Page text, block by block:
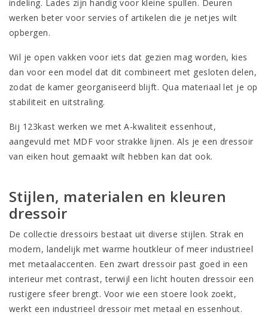
indeling. Lades zijn handig voor kleine spullen. Deuren
werken beter voor servies of artikelen die je netjes wilt
opbergen.
Wil je open vakken voor iets dat gezien mag worden, kies
dan voor een model dat dit combineert met gesloten delen,
zodat de kamer georganiseerd blijft. Qua materiaal let je op
stabiliteit en uitstraling.
Bij 123kast werken we met A-kwaliteit essenhout,
aangevuld met MDF voor strakke lijnen. Als je een dressoir
van eiken hout gemaakt wilt hebben kan dat ook.
Stijlen, materialen en kleuren
dressoir
De collectie dressoirs bestaat uit diverse stijlen. Strak en
modern, landelijk met warme houtkleur of meer industrieel
met metaalaccenten. Een zwart dressoir past goed in een
interieur met contrast, terwijl een licht houten dressoir een
rustigere sfeer brengt. Voor wie een stoere look zoekt,
werkt een industrieel dressoir met metaal en essenhout.